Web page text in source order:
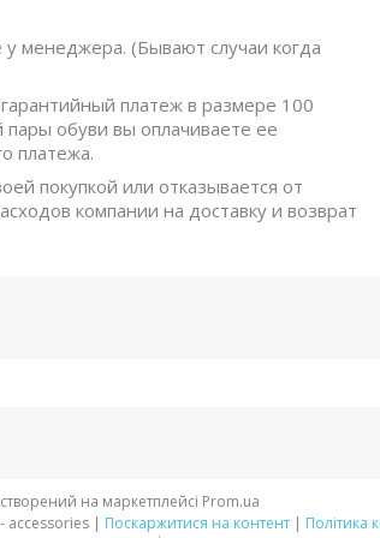
менеджера. (Бывают случаи когда
платеж в размере 100
обуви вы оплачиваете ее
платежа.
покупкой или отказывается от
компании на доставку и возврат
на маркетплейсі Prom.ua
Стильная обувь и аксессуары от Irene - accessories | Поскаржитися на контент | Політика